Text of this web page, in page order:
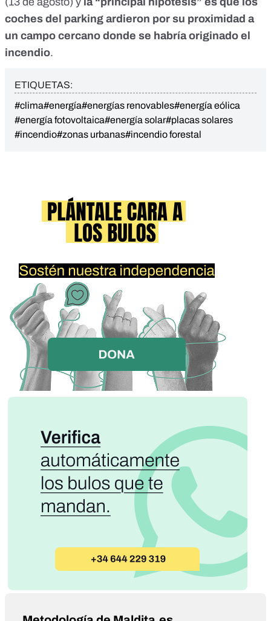
coches del parking ardieron por su proximidad a
un campo cercano donde se habría originado el
incendio.
ETIQUETAS:
#clima#energía#energías renovables#energía eólica
#energía fotovoltaica#energía solar#placas solares
#incendio#zonas urbanas#incendio forestal